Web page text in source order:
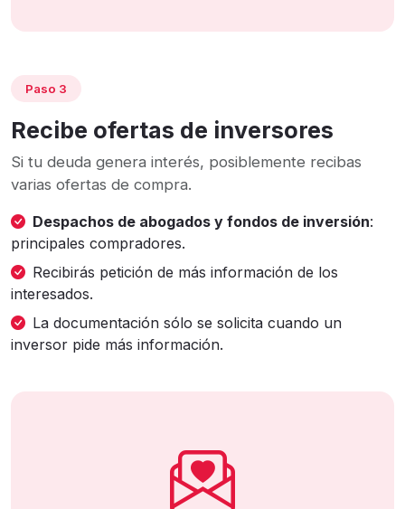
Paso 3
Recibe ofertas de inversores
Si tu deuda genera interés, posiblemente recibas
varias ofertas de compra.
Despachos de abogados y fondos de inversión:
principales compradores.
Recibirás petición de más información de los
interesados.
La documentación sólo se solicita cuando un
inversor pide más información.